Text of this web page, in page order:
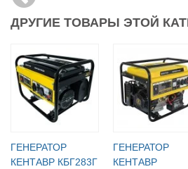
ДРУГИЕ ТОВАРЫ ЭТОЙ
ГЕНЕРАТОР
КЕНТАВР КБГ283Г
ГЕНЕРАТОР
КЕНТАВР